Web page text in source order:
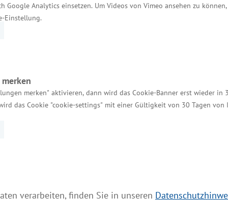
Google Analytics einsetzen. Um Videos von Vimeo ansehen zu
Einstellung.
merken" aktivieren, dann wird das Cookie-Banner erst wieder in
das Cookie "cookie-settings" mit einer Gültigkeit von 30 Tagen von
verarbeiten, finden Sie in unseren
Zwecke der Erhöhung des Eigenkapitals
möglich, in den Unternehmen eine
ist. Bei der Bürgschaftsbank sind 25
Einheitlicher Ansprechpartner